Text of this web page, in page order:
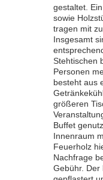
gestaltet.
sowie
tragen mit
Insgesamt
Stehtischen
Personen
besteht aus
größeren
Buffet
Innenraum
Feuerholz
Nachfrage
Gebühr. Der